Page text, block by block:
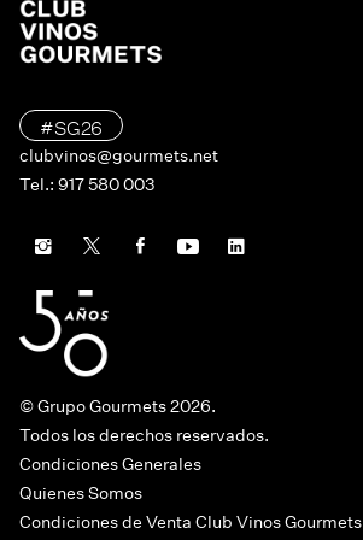
#SG26
clubvinos@gourmets.net
Tel.: 917 580 003
© Grupo Gourmets 2026.
Todos los derechos reservados.
Condiciones Generales
Quienes Somos
Condiciones de Venta Club Vinos Gourmets